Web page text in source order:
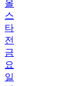
타
전
금
요
일
밤
에